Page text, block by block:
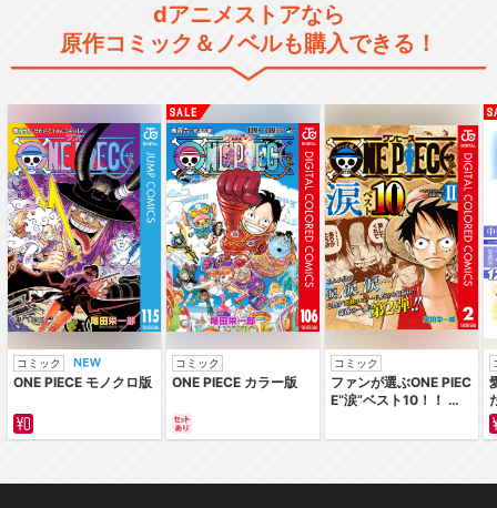
装甲騎兵ボトムズ ビッグバト
ル
装甲騎兵ボトムズ レッドショ
ルダードキュメント…
装甲騎兵ボトムズ ペールゼ
ン・ファイルズ 劇場版
装甲騎兵ボトムズ Case;IRVI
dアニメストアなら
原作コミック＆ノベルも購入できる！
コミック
ONE PIECE モノクロ版
コミック
ONE PIECE カラー版
コミック
ファンが選ぶONE PIEC
E“涙”ベスト10！！ ～
編～ カラー版